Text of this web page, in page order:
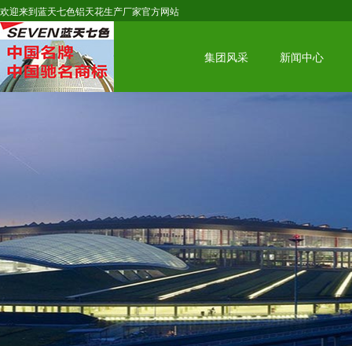
欢迎来到蓝天七色铝天花生产厂家官方网站
集团风采 新闻中心